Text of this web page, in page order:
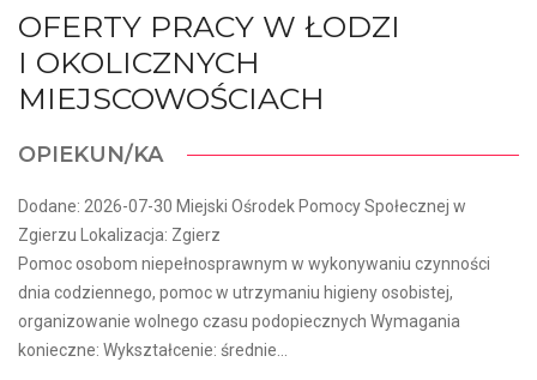
OFERTY PRACY W ŁODZI
I OKOLICZNYCH
MIEJSCOWOŚCIACH
OPIEKUN/KA
Dodane: 2026-07-30 Miejski Ośrodek Pomocy Społecznej w
Zgierzu Lokalizacja: Zgierz
Pomoc osobom niepełnosprawnym w wykonywaniu czynności
dnia codziennego, pomoc w utrzymaniu higieny osobistej,
organizowanie wolnego czasu podopiecznych Wymagania
konieczne: Wykształcenie: średnie...